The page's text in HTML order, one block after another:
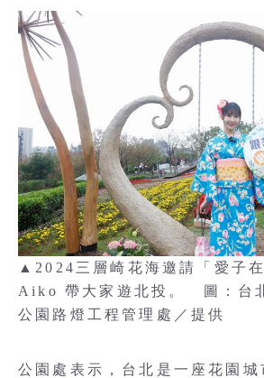
▲2024三層崎花海邀請「愛子
Aiko 帶大家遊北投。 圖：台
公園路燈工程管理處／提供
公園處表示，台北是一座花園